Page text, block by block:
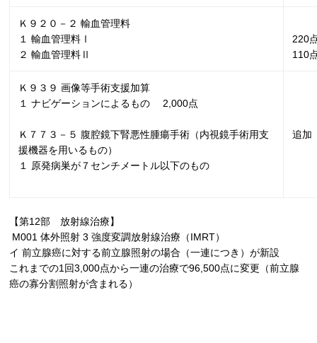
Ｋ９２０－２ 輸血管理料
１ 輸血管理料Ⅰ
２ 輸血管理料Ⅱ
220
110
Ｋ９３９ 画像等手術支援加算
１ ナビゲーションによるもの
2,000点
Ｋ７７３－５ 腹腔鏡下腎悪性腫瘍手術（内視鏡手術用支
援機器を用いるもの）
１ 原発病巣が７センチメートル以下のもの
追加
【第12部 放射線治療】
M001体外照射 3強度変調放射線治療（IMRT）
イ 前立腺癌に対する前立腺照射の場合（一連につき）が新設
これまでの1 回3,000点から一連の治療で96,500点に変更（前立腺
癌の寡分割照射が含まれる）